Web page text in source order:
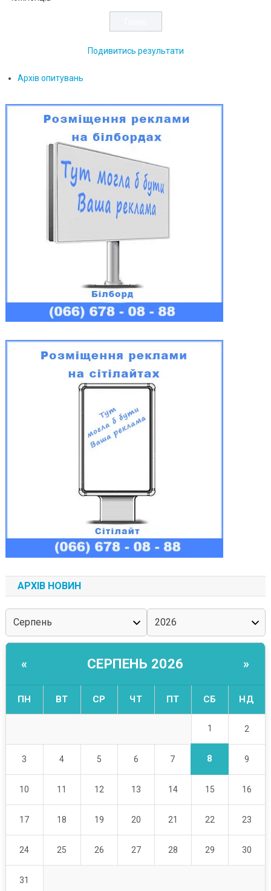
Подивитись результати
Архів опитувань
АРХІВ НОВИН
« СЕРПЕНЬ 2026 »
ПН ВТ СР ЧТ ПТ СБ НД
1 2
3 4 5 6 7 8 9
10 11 12 13 14 15 16
17 18 19 20 21 22 23
24 25 26 27 28 29 30
31